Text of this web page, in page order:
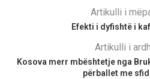
Artikulli i
Efekti i dyfishtë i
Artikulli i
Kosova merr mbështetje nga
përballet me